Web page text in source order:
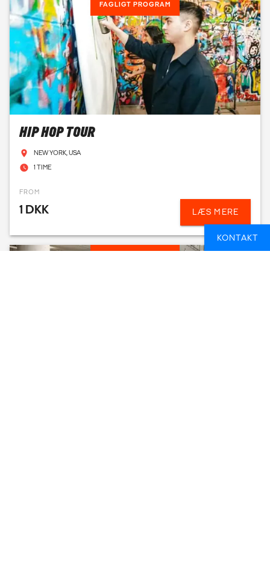
FAGLIGT PROGRAM
HIP HOP TOUR
NEW YORK, USA
1 TIME
FROM
1 DKK LÆS MERE
KONTAKT